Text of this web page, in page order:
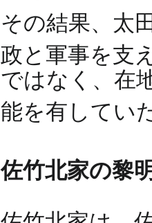
その結果、太
政と軍事を支
ではなく、在
能を有してい
佐竹北家の黎